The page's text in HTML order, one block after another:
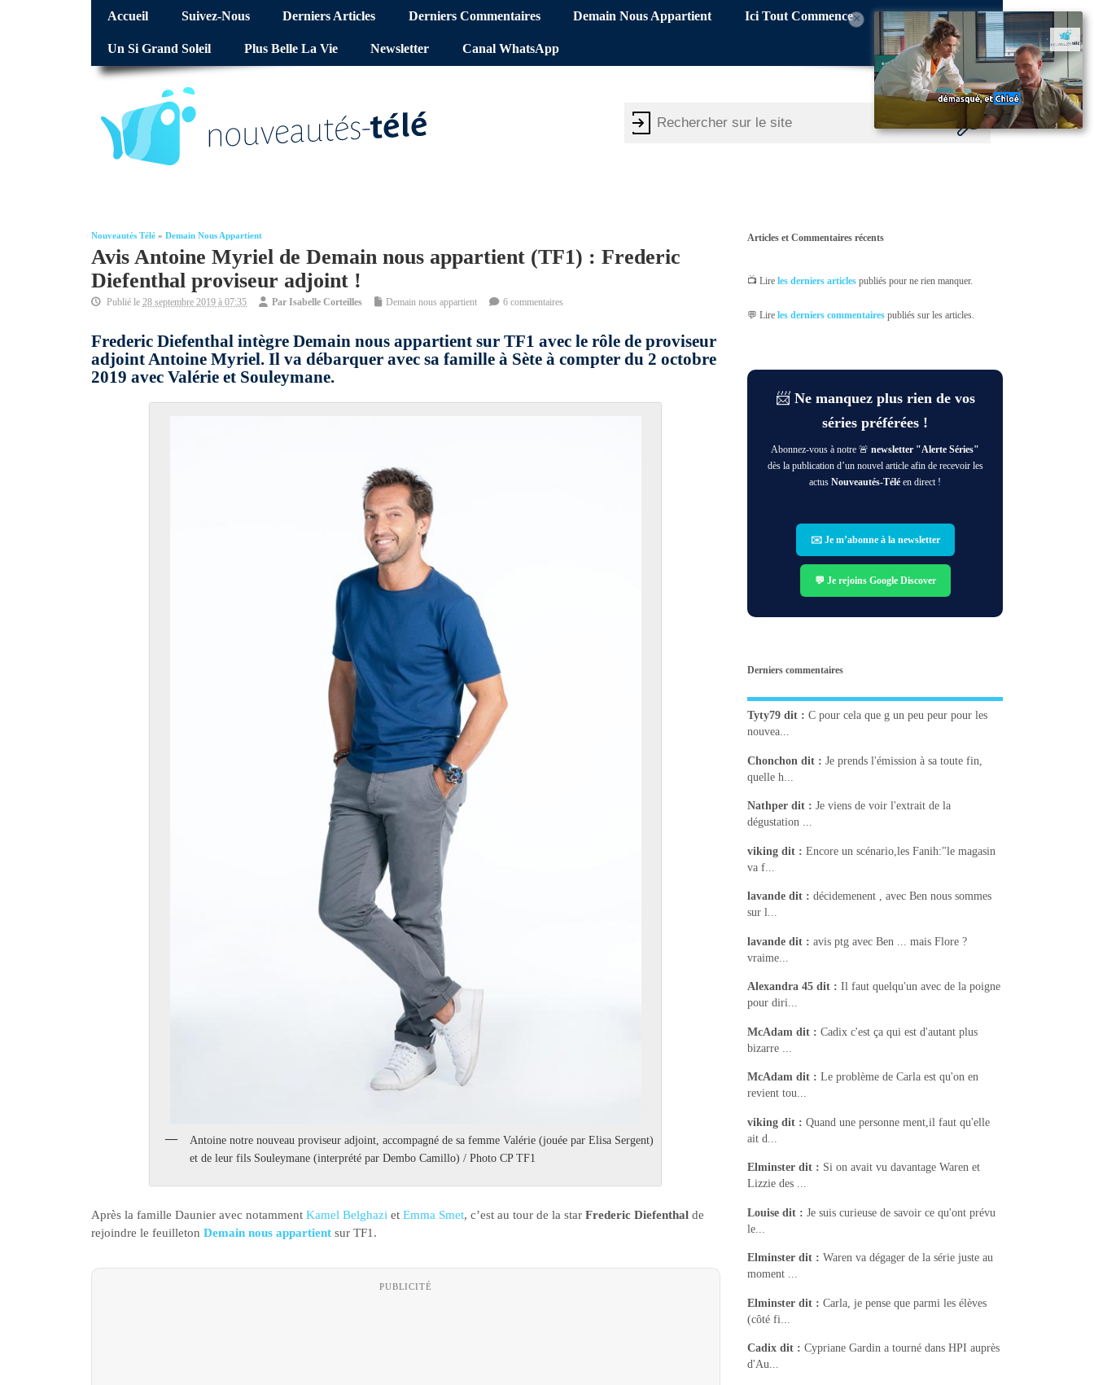
Accueil Suivez-Nous Derniers Articles Derniers Commentaires Demain Nous Appartient Ici Tout Commence
Un Si Grand Soleil Plus Belle La Vie Newsletter Canal WhatsApp
Nouveautés Télé » Demain Nous Appartient
Avis Antoine Myriel de Demain nous appartient (TF1) : Frederic
Diefenthal proviseur adjoint !
Publié le 28 septembre 2019 à 07:35 Par Isabelle Corteilles Demain nous appartient 6 commentaires
Frederic Diefenthal intègre Demain nous appartient sur TF1 avec le rôle de proviseur
adjoint Antoine Myriel. Il va débarquer avec sa famille à Sète à compter du 2 octobre
2019 avec Valérie et Souleymane.
Antoine notre nouveau proviseur adjoint, accompagné de sa femme Valérie (jouée par Elisa Sergent)
et de leur fils Souleymane (interprété par Dembo Camillo) / Photo CP TF1
Après la famille Daunier avec notamment Kamel Belghazi et Emma Smet, c’est au tour de la star Frederic Diefenthal de
rejoindre le feuilleton Demain nous appartient sur TF1.
PUBLICITÉ
×
Articles et Commentaires récents
📺 Lireles derniers articles publiés pour ne rien manquer.
💬 Lireles derniers commentaires publiés sur les articles.
📨 Ne manquez plus rien de vos
séries préférées !
Abonnez-vous à notre 🚨newsletter "Alerte Séries"
dès la publication d’un nouvel article afin de recevoir les
actusNouveautés-Télé en direct !
✉️ Je m’abonne à la newsletter
💬 Je rejoins Google Discover
Derniers commentaires
Tyty79 dit : C pour cela que g un peu peur pour les
nouvea...
Chonchon dit : Je prends l'émission à sa toute fin,
quelle h...
Nathper dit : Je viens de voir l'extrait de la
dégustation ...
viking dit : Encore un scénario,les Fanih:"le magasin
va f...
lavande dit : décidemenent , avec Ben nous sommes
sur l...
lavande dit : avis ptg avec Ben ... mais Flore ?
vraime...
Alexandra 45 dit : Il faut quelqu'un avec de la poigne
pour diri...
McAdam dit : Cadix c'est ça qui est d'autant plus
bizarre ...
McAdam dit : Le problème de Carla est qu'on en
revient tou...
viking dit : Quand une personne ment,il faut qu'elle
ait d...
Elminster dit : Si on avait vu davantage Waren et
Lizzie des ...
Louise dit : Je suis curieuse de savoir ce qu'ont prévu
le...
Elminster dit : Waren va dégager de la série juste au
moment ...
Elminster dit : Carla, je pense que parmi les élèves
(côté fi...
Cadix dit : Cypriane Gardin a tourné dans HPI auprès
d'Au...